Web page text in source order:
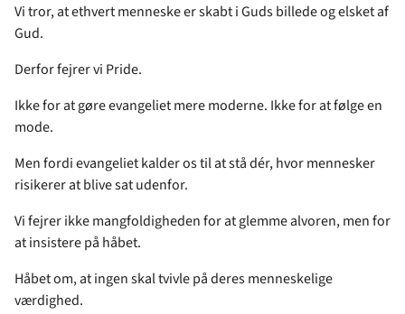
Vi tror, at ethvert menneske er skabt i Guds billede og elsket af
Gud.
Derfor fejrer vi Pride.
Ikke for at gøre evangeliet mere moderne. Ikke for at følge en
mode.
Men fordi evangeliet kalder os til at stå dér, hvor mennesker
risikerer at blive sat udenfor.
Vi fejrer ikke mangfoldigheden for at glemme alvoren, men for
at insistere på håbet.
Håbet om, at ingen skal tvivle på deres menneskelige
værdighed.